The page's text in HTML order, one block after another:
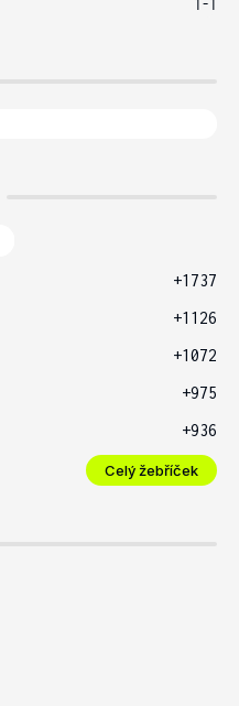
1-1
+1737
+1126
+1072
+975
+936
Celý žebříček